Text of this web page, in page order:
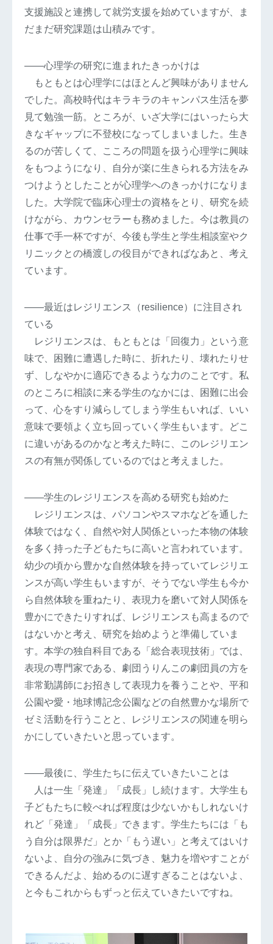
支援施設と連携して就労支援を始めていますが、ま
だまだ研究課題は山積みです。
――心理学の研究に進まれたきっかけは
もともとは心理学にはほとんど興味がありません
でした。高校時代はキラキラのキャンパス生活を夢
見て勉強一筋。ところが、いざ大学にはいったら大
きなギャップに不登校になってしまいました。生き
るのが苦しくて、こころの問題を扱う心理学に興味
をもつようになり、自分が楽に生きられる方法をみ
つけようとしたことが心理学へのきっかけになりま
した。大学院で臨床心理士の資格をとり、研究を続
けながら、カウンセラーも務めました。今は教員の
仕事で手一杯ですが、今後も学生と学生相談室やク
リニックとの橋渡しの役目ができればなあと、考え
ています。
――最近はレジリエンス（resilience）に注目され
ている
レジリエンスは、もともとは「回復力」という意
味で、困難に遭遇した時に、折れたり、壊れたりせ
ず、しなやかに適応できるような力のことです。私
のところに相談に来る学生のなかには、困難に出会
って、心をすり減らしてしまう学生もいれば、いい
意味で要領よく立ち回っていく学生もいます。どこ
に違いがあるのかなと考えた時に、このレジリエン
スの有無が関係しているのではと考えました。
――学生のレジリエンスを高める研究も始めた
レジリエンスは、パソコンやスマホなどを通した
体験ではなく、自然や対人関係といった本物の体験
を多く持った子どもたちに高いと言われています。
幼少の頃から豊かな自然体験を持っていてレジリエ
ンスが高い学生もいますが、そうでない学生も今か
ら自然体験を重ねたり、表現力を磨いて対人関係を
豊かにできたりすれば、レジリエンスも高まるので
はないかと考え、研究を始めようと準備していま
す。本学の独自科目である「総合表現技術」では、
表現の専門家である、劇団うりんこの劇団員の方を
非常勤講師にお招きして表現力を養うことや、平和
公園や愛・地球博記念公園などの自然豊かな場所で
ゼミ活動を行うことと、レジリエンスの関連を明ら
かにしていきたいと思っています。
――最後に、学生たちに伝えていきたいことは
人は一生「発達」「成長」し続けます。大学生も
子どもたちに較べれば程度は少ないかもしれないけ
れど「発達」「成長」できます。学生たちには「も
う自分は限界だ」とか「もう遅い」と考えてはいけ
ないよ、自分の強みに気づき、魅力を増やすことが
できるんだよ、始めるのに遅すぎることはないよ、
と今もこれからもずっと伝えていきたいですね。